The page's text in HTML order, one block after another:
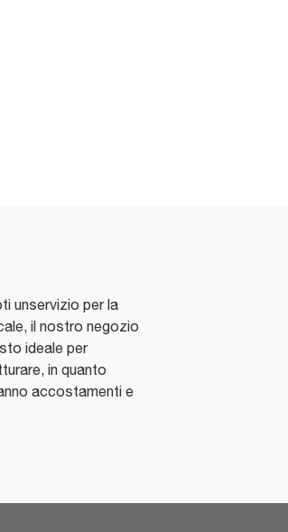
unservizio per la
il nostro negozio
ideale per
in quanto
accostamenti e